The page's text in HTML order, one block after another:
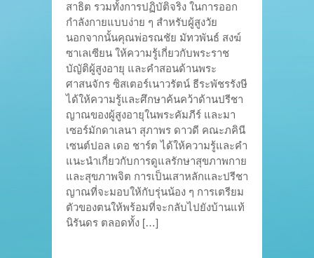
สาธิต รวมทั้งการปฏิบัติจริง ในการออก
กำลังกายแบบง่าย ๆ สำหรับผู้สูงวัย
นอกจากนั้นคุณพ่อรณชัย มัทวพันธ์ สงฆ์
ซาเลเซียน ให้ความรู้เกี่ยวกับพระราช
บัญัติผู้สูงอายุ และคำสอนด้านพระ
ศาสนจักร ซิสเตอร์เนาวรัตน์ ธีระพัชรรังษี
ได้ให้ความรู้และศึกษาค้นคว้าด้านปรีชา
ญาณของผู้สูงอายุในพระคัมภีร์ และมา
เซอร์มักดาเลนา สุภาพร ดาวดี คณะภคินี
เซนต์ปอล เดอ ชาร์ต ได้ให้ความรู้และคำ
แนะนำเกี่ยวกับการดูแลรักษาสุขภาพกาย
และสุขภาพจิต การเป็นเสาหลักและปรีชา
ญาณที่จะมอบให้กับรุ่นน้อง ๆ การเตรียม
ตัวของตนให้พร้อมที่จะกลับไปยังบ้านแท้
นิรันดร ตลอดทั้ง […]